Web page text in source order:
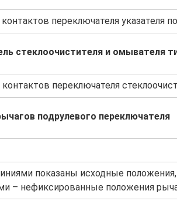
переключателя указателя
стеклоочистителя и омывателя
переключателя
подрулевого переключателя
показаны исходные
– нефиксированные положения